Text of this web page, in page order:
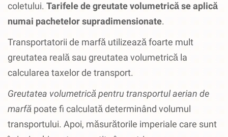
coletului. Tarifele de greutate volumetrică se aplică
numai pachetelor supradimensionate.
Transportatorii de marfă utilizează foarte mult
greutatea reală sau greutatea volumetrică la
calcularea taxelor de transport.
Greutatea volumetrică pentru transportul aerian de
marfă poate fi calculată determinând volumul
transportului. Apoi, măsurătorile imperiale care sunt